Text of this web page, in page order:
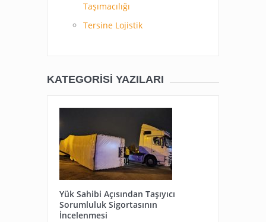
Taşımacılığı
Tersine Lojistik
KATEGORISI YAZILARI
Yük Sahibi Açısından Taşıyıcı
Sorumluluk Sigortasının
İncelenmesi